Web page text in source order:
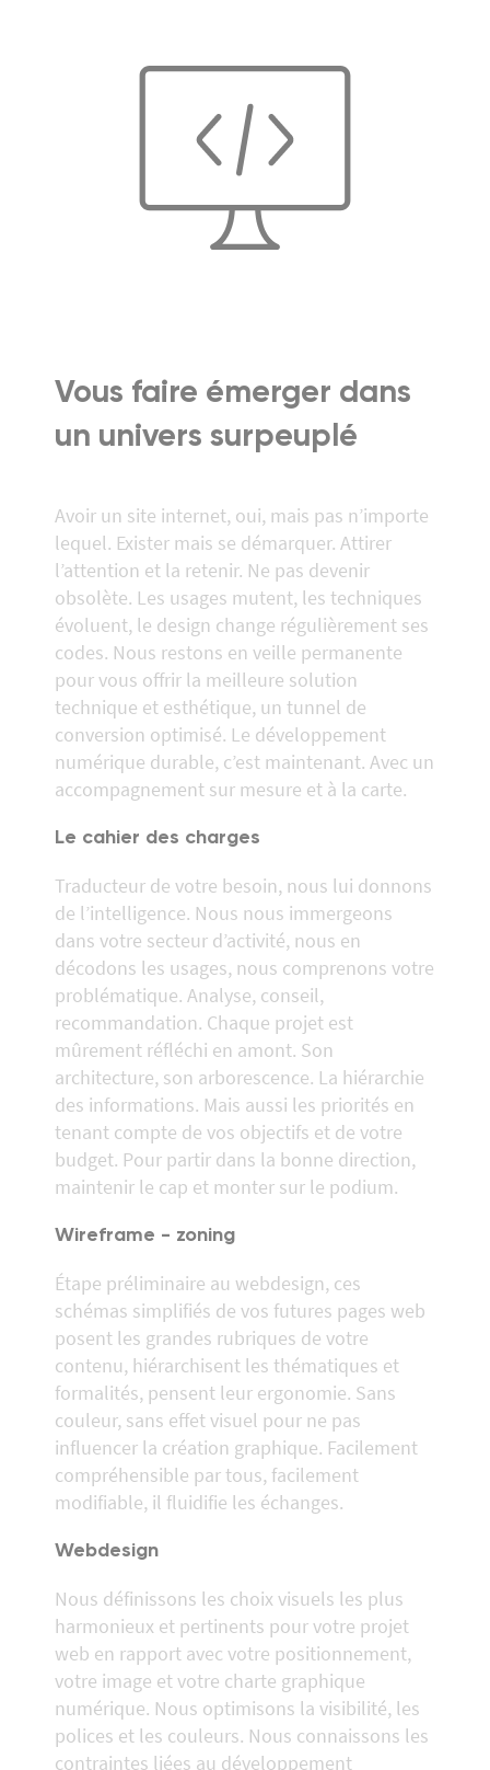
Vous faire émerger dans
un univers surpeuplé
Avoir un site internet, oui, mais pas n’importe
lequel. Exister mais se démarquer. Attirer
l’attention et la retenir. Ne pas devenir
obsolète. Les usages mutent, les techniques
évoluent, le design change régulièrement ses
codes. Nous restons en veille permanente
pour vous offrir la meilleure solution
technique et esthétique, un tunnel de
conversion optimisé. Le développement
numérique durable, c’est maintenant. Avec un
accompagnement sur mesure et à la carte.
Le cahier des charges
Traducteur de votre besoin, nous lui donnons
de l’intelligence. Nous nous immergeons
dans votre secteur d’activité, nous en
décodons les usages, nous comprenons votre
problématique. Analyse, conseil,
recommandation. Chaque projet est
mûrement réfléchi en amont. Son
architecture, son arborescence. La hiérarchie
des informations. Mais aussi les priorités en
tenant compte de vos objectifs et de votre
budget. Pour partir dans la bonne direction,
maintenir le cap et monter sur le podium.
Wireframe - zoning
Étape préliminaire au webdesign, ces
schémas simplifiés de vos futures pages web
posent les grandes rubriques de votre
contenu, hiérarchisent les thématiques et
formalités, pensent leur ergonomie. Sans
couleur, sans effet visuel pour ne pas
influencer la création graphique. Facilement
compréhensible par tous, facilement
modifiable, il fluidifie les échanges.
Webdesign
Nous définissons les choix visuels les plus
harmonieux et pertinents pour votre projet
web en rapport avec votre positionnement,
votre image et votre charte graphique
numérique. Nous optimisons la visibilité, les
polices et les couleurs. Nous connaissons les
contraintes liées au développement